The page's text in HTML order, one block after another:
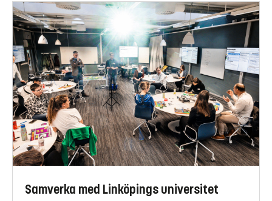
Samverka med Linköpings universitet